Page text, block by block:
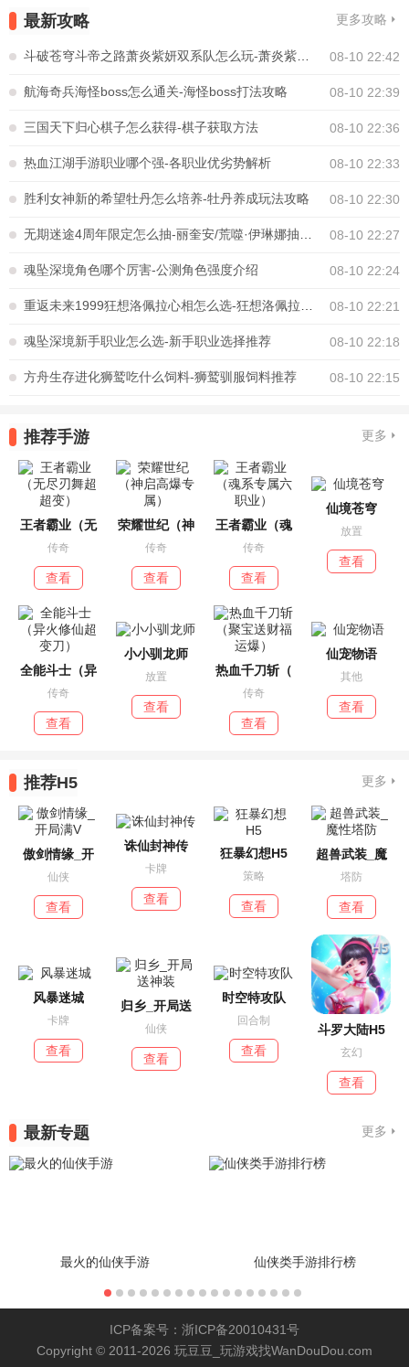
最新攻略 更多攻略
08-10 22:42
航海奇兵海怪boss怎么通关-海怪boss打法攻略 08-10 22:39
三国天下归心棋子怎么获得-棋子获取方法 08-10 22:36
热血江湖手游职业哪个强-各职业优劣势解析 08-10 22:33
胜利女神新的希望牡丹怎么培养-牡丹养成玩法攻略 08-10 22:30
08-10 22:27
魂坠深境角色哪个厉害-公测角色强度介绍 08-10 22:24
08-10 22:21
魂坠深境新手职业怎么选-新手职业选择推荐 08-10 22:18
方舟生存进化狮鹫吃什么饲料-狮鹫驯服饲料推荐 08-10 22:15
推荐手游 更多
王者霸业（无
传奇
查看
荣耀世纪（神
传奇
查看
王者霸业（魂
传奇
查看
仙境苍穹
放置
查看
全能斗士（异
传奇
查看
小小驯龙师
放置
查看
热血千刀斩（
传奇
查看
仙宠物语
其他
查看
推荐H5 更多
傲剑情缘_开
仙侠
查看
诛仙封神传
卡牌
查看
狂暴幻想H5
策略
查看
超兽武装_魔
塔防
查看
风暴迷城
卡牌
查看
归乡_开局送
仙侠
查看
时空特攻队
回合制
查看
斗罗大陆H5
玄幻
查看
最新专题 更多
最火的仙侠手游 仙侠类手游排行榜
ICP备案号：浙ICP备20010431号
Copyright © 2011-2026 玩豆豆_玩游戏找WanDouDou.com